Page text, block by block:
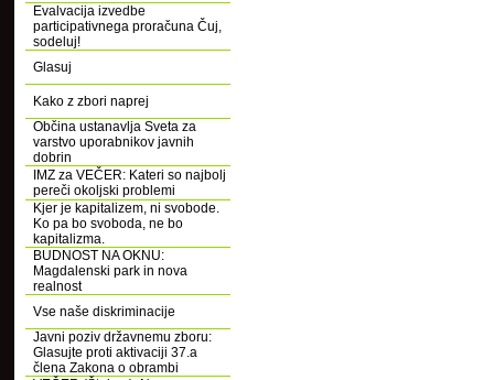
Evalvacija izvedbe
participativnega proračuna Čuj,
sodeluj!
Glasuj
Kako z zbori naprej
Občina ustanavlja Sveta za
varstvo uporabnikov javnih
dobrin
IMZ za VEČER: Kateri so najbolj
pereči okoljski problemi
Kjer je kapitalizem, ni svobode.
Ko pa bo svoboda, ne bo
kapitalizma.
BUDNOST NA OKNU:
Magdalenski park in nova
realnost
Vse naše diskriminacije
Javni poziv državnemu zboru:
Glasujte proti aktivaciji 37.a
člena Zakona o obrambi